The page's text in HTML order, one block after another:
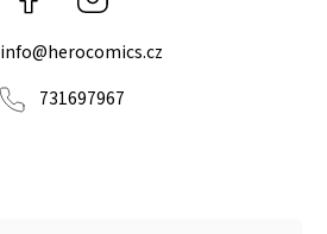
info@herocomics.cz
731697967